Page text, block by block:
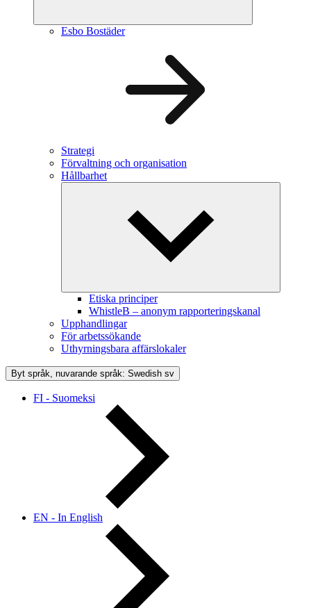
Esbo Bostäder
Strategi
Förvaltning och organisation
Hållbarhet
Etiska principer
WhistleB – anonym rapporteringskanal
Upphandlingar
För arbetssökande
Uthyrningsbara affärslokaler
Byt språk, nuvarande språk: Swedish sv
FI - Suomeksi
EN - In English